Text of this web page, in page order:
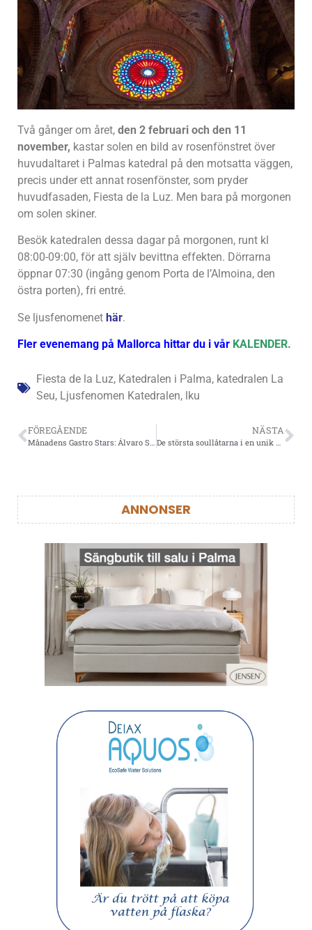
Två gånger om året, den 2 februari och den 11
november, kastar solen en bild av rosenfönstret över
huvudaltaret i Palmas katedral på den motsatta väggen,
precis under ett annat rosenfönster, som pryder
huvudfasaden, Fiesta de la Luz. Men bara på morgonen
om solen skiner.
Besök katedralen dessa dagar på morgonen, runt kl
08:00-09:00, för att själv bevittna effekten. Dörrarna
öppnar 07:30 (ingång genom Porta de l’Almoina, den
östra porten), fri entré.
Se ljusfenomenet här.
Fler evenemang på Mallorca hittar du i vår KALENDER.
Fiesta de la Luz, Katedralen i Palma, katedralen La
Seu, Ljusfenomen Katedralen, lku
FÖREGÅENDE
Månadens Gastro Stars: Álvaro Salazar, VORO
NÄSTA
De största soullåtarna i en unik show
ANNONSER